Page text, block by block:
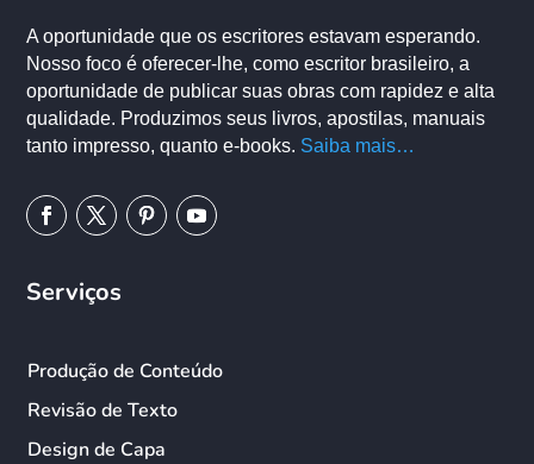
A oportunidade que os escritores estavam esperando.
Nosso foco é oferecer-lhe, como escritor brasileiro, a
oportunidade de publicar suas obras com rapidez e alta
qualidade. Produzimos seus livros, apostilas, manuais
tanto impresso, quanto e-books. Saiba mais…
Serviços
Produção de Conteúdo
Revisão de Texto
Design de Capa